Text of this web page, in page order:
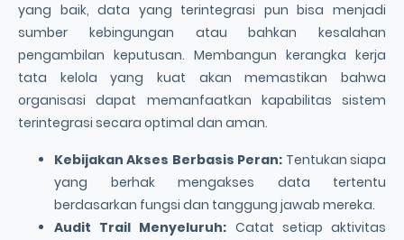
yang baik, data yang terintegrasi pun bisa menjadi
sumber kebingungan atau bahkan kesalahan
pengambilan keputusan. Membangun kerangka kerja
tata kelola yang kuat akan memastikan bahwa
organisasi dapat memanfaatkan kapabilitas sistem
terintegrasi secara optimal dan aman.
Kebijakan Akses Berbasis Peran: Tentukan siapa
yang berhak mengakses data tertentu
berdasarkan fungsi dan tanggung jawab mereka.
Audit Trail Menyeluruh: Catat setiap aktivitas